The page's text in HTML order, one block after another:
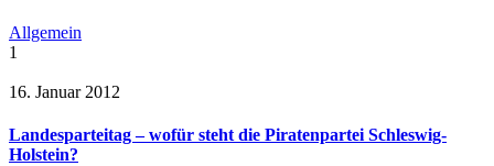
Allgemein
1
16. Januar 2012
Landesparteitag – wofür steht die Piratenpartei Schleswig-
Holstein?